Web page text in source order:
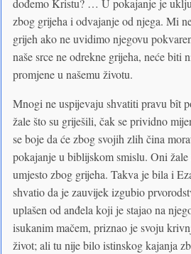
dođemo Kristu? … U pokajanje je
zbog grijeha i odvajanje od njega. Mi
grijeh ako ne uvidimo njegovu
naše srce ne odrekne grijeha, neće biti
promjene u našemu životu.
Mnogi ne uspijevaju shvatiti pravu bît
žale što su griješili, čak se prividno
se boje da će zbog svojih zlih čina
pokajanje u biblijskom smislu. Oni
umjesto zbog grijeha. Takva je bila i
shvatio da je zauvijek izgubio
uplašen od anđela koji je stajao na
isukanim mačem, priznao je svoju
život; ali tu nije bilo istinskog kajanja